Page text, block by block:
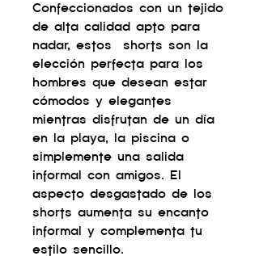
Confeccionados con un tejido
de alta calidad apto para
nadar, estos shorts son la
elección perfecta para los
hombres que desean estar
cómodos y elegantes
mientras disfrutan de un día
en la playa, la piscina o
simplemente una salida
informal con amigos. El
aspecto desgastado de los
shorts aumenta su encanto
informal y complementa tu
estilo sencillo.